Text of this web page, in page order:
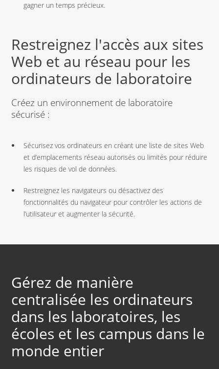
gagner un temps précieux.
Restreignez l'accès aux sites
Web et au réseau pour les
ordinateurs de laboratoire
Créez un environnement de laboratoire
sécurisé :
Sécurisez vos ordinateurs en créant une liste de sites Web
et d’emplacements réseau autorisés ou limités pour réduire
les risques de vol de données.
Restreignez les navigateurs ou désactivez des
fonctionnalités du navigateur pour contrôler les actions de
l’utilisateur et augmenter la sécurité.
Gérez de manière
centralisée les ordinateurs
dans les laboratoires, les
écoles et les campus dans le
monde entier